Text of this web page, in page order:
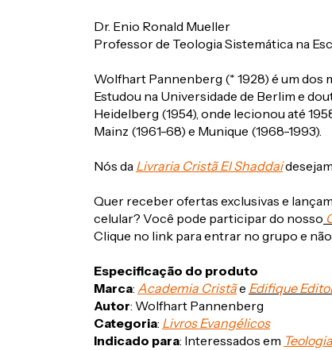
Dr. Enio Ronald Mueller
Professor de Teologia Sistemática na
Wolfhart Pannenberg (* 1928) é um
Estudou na Universidade de Berlim e
Heidelberg (1954), onde lecionou até
Mainz (1961-68) e Munique (1968-1993).
Nós da Livraria Cristã El Shaddai
Quer receber ofertas exclusivas e
celular? Você pode participar do nosso
Clique no link para entrar no grupo e
Especificação do produto
Marca: Academia Cristãe Edifique
Autor: Wolfhart Pannenberg
Categoria: Livros Evangélicos
Indicado para: Interessados em Teologia